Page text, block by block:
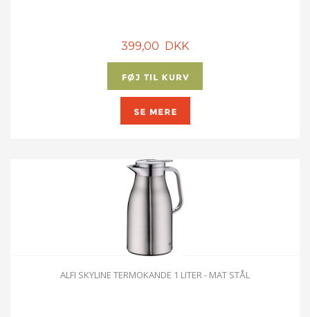
399,00 DKK
ALFI SKYLINE TERMOKANDE 1 LITER - MAT STÅL